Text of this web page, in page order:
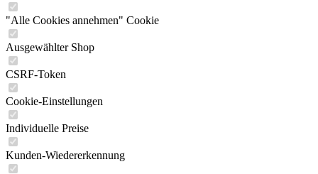
"Alle Cookies annehmen" Cookie
Ausgewählter Shop
CSRF-Token
Cookie-Einstellungen
Individuelle Preise
Kunden-Wiedererkennung